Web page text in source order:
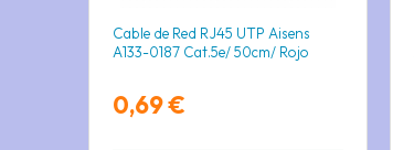
Cable de Red RJ45 UTP Aisens
A133-0187 Cat.5e/ 50cm/ Rojo
0,69 €